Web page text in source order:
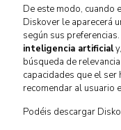
De este modo, cuando
Diskover le aparecerá
según sus
inteligencia artificial
búsqueda de
capacidades que el
recomendar al usuario
Podéis descargar